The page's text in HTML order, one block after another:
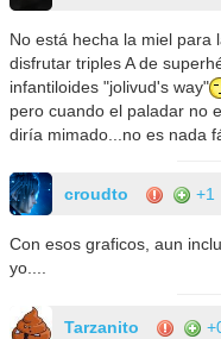
No está hecha la miel para
disfrutar triples A de
infantiloides "jolivud's way"
pero cuando el paladar no
diría mimado...no es nada
croudto +1
Con esos graficos, aun
yo....
Tarzanito